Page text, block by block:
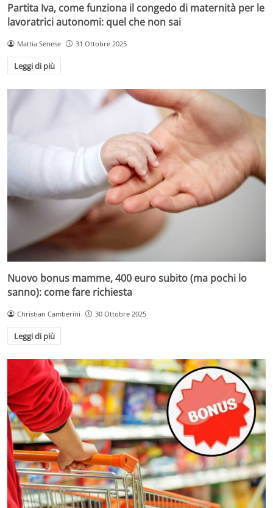
Partita Iva, come funziona il congedo di maternità per le
lavoratrici autonomi: quel che non sai
Mattia Senese 31 Ottobre 2025
Leggi di più
Nuovo bonus mamme, 400 euro subito (ma pochi lo
sanno): come fare richiesta
Christian Camberini 30 Ottobre 2025
Leggi di più